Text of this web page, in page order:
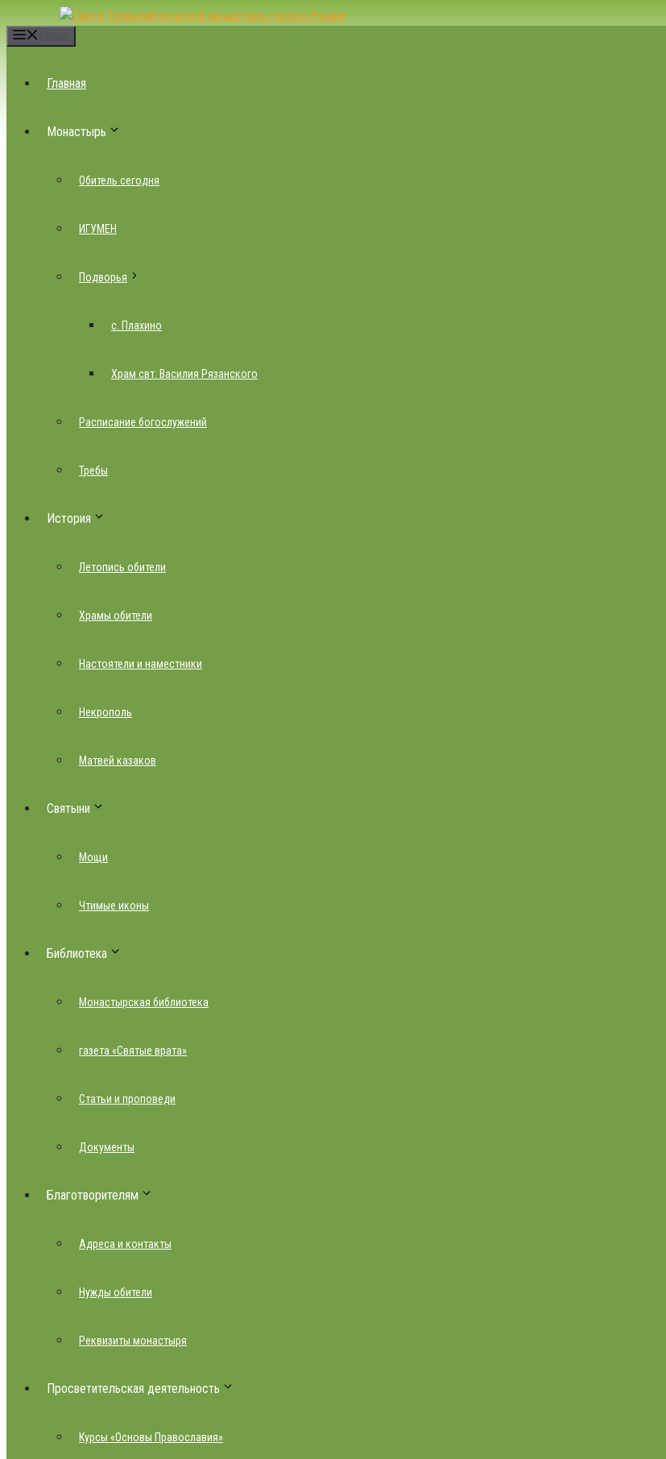
Главная
Монастырь
Обитель сегодня
ИГУМЕН
Подворья
с. Плахино
Храм свт. Василия Рязанского
Расписание богослужений
Требы
История
Летопись обители
Храмы обители
Настоятели и наместники
Некрополь
Матвей казаков
Святыни
Мощи
Чтимые иконы
Библиотека
Монастырская библиотека
газета «Святые врата»
Статьи и проповеди
Документы
Благотворителям
Адреса и контакты
Нужды обители
Реквизиты монастыря
Просветительская деятельность
Курсы «Основы Православия»